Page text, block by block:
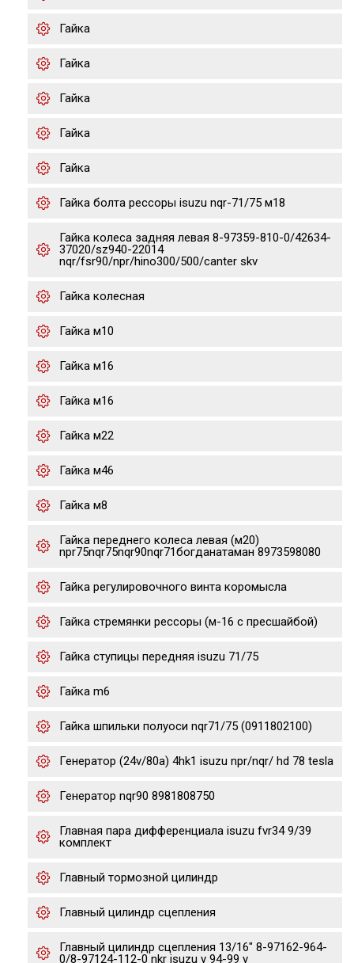
Гайка
Гайка
Гайка
Гайка
Гайка
Гайка болта рессоры isuzu nqr-71/75 м18
Гайка колеса задняя левая 8-97359-810-0/42634-
37020/sz940-22014
nqr/fsr90/npr/hino300/500/canter skv
Гайка колесная
Гайка м10
Гайка м16
Гайка м16
Гайка м22
Гайка м46
Гайка м8
Гайка переднего колеса левая (м20)
npr75nqr75nqr90nqr71богданатаман 8973598080
Гайка регулировочного винта коромысла
Гайка стремянки рессоры (м-16 с пресшайбой)
Гайка ступицы передняя isuzu 71/75
Гайка m6
Гайка шпильки полуоси nqr71/75 (0911802100)
Генератор (24v/80a) 4hk1 isuzu npr/nqr/ hd 78 tesla
Генератор nqr90 8981808750
Главная пара дифференциала isuzu fvr34 9/39
комплект
Главный тормозной цилиндр
Главный цилиндр сцепления
Главный цилиндр сцепления 13/16" 8-97162-964-
0/8-97124-112-0 nkr isuzu y 94-99 y